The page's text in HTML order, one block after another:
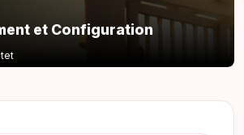
et Configuration